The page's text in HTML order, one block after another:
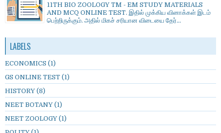
11TH BIO ZOOLOGY TM - EM STUDY MATERIALS
AND MCQ ONLINE TEST. இதில் முக்கிய வினாக்கள் இடம்
பெற்றிருக்கும். அதில் மிகச் சரியான விடையை தேர்...
LABELS
ECONOMICS (1)
GS ONLINE TEST (1)
HISTORY (8)
NEET BOTANY (1)
NEET ZOOLOGY (1)